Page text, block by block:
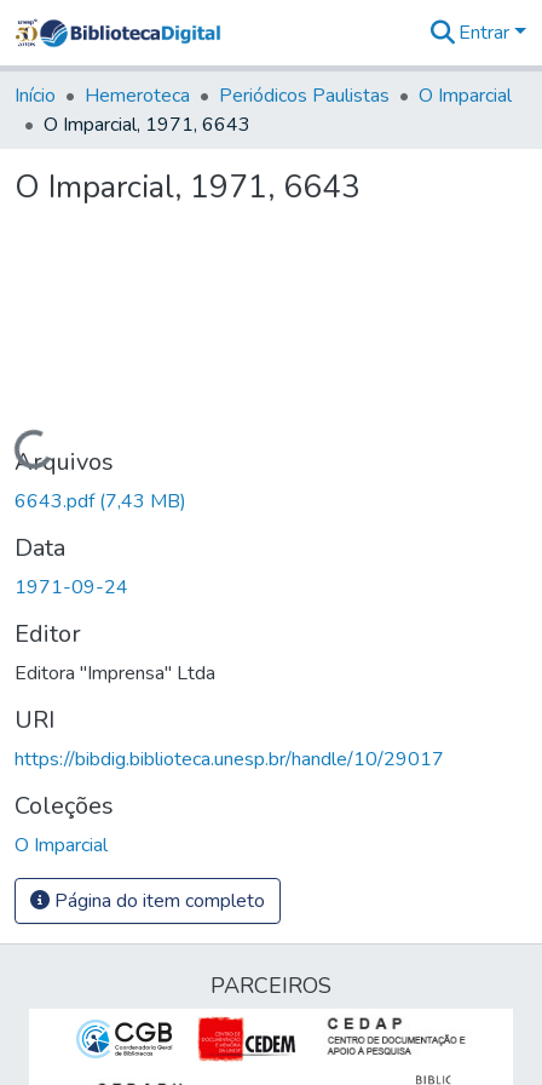
&
Coleções
Tudo na
Digital
Entrar
Início Hemeroteca Periódicos Paulistas
O Imparcial
O Imparcial, 1971, 6643
O Imparcial, 1971, 6643
Carregando...
Arquivos
6643.pdf(7,43 MB)
Data
1971-09-24
Editor
Editora "Imprensa" Ltda
URI
https://bibdig.biblioteca.unesp.br/handle/10/29017
Coleções
O Imparcial
Página do item completo
PARCEIROS